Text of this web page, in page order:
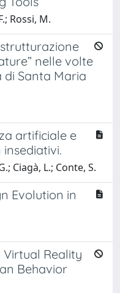
Rossi, M.
nelle volte
di Santa Maria
artificiale e
Ciagà, L.; Conte, S.
Evolution in
Reality
Behavior